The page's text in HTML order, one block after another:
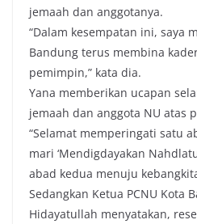
jemaah dan anggotanya.
“Dalam kesempatan ini, saya
Bandung terus membina
pemimpin,” kata dia.
Yana memberikan ucapan
jemaah dan anggota NU atas
“Selamat memperingati satu
mari ‘Mendigdayakan
abad kedua menuju
Sedangkan Ketua PCNU Kota
Hidayatullah menyatakan,